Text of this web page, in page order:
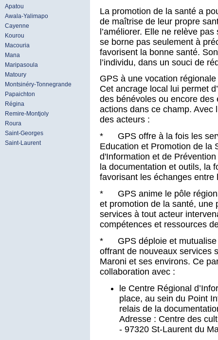
Apatou
Awala-Yalimapo
Cayenne
Kourou
Macouria
Mana
Maripasoula
Matoury
Montsinéry-Tonnegrande
Papaichton
Régina
Remire-Montjoly
Roura
Saint-Georges
Saint-Laurent
La promotion de la santé a
de maîtrise de leur propre
l’améliorer. Elle ne relève
se borne pas seulement à
favorisent la bonne santé.
l’individu, dans un souci de
GPS à une vocation
Cet ancrage local lui permet
des bénévoles ou encore
actions dans ce champ. Avec
des acteurs :
* GPS offre à la fois les
Education et Promotion de la
d'Information et de
la documentation et outils, la
favorisant les échanges
* GPS anime le pôle
et promotion de la santé, une
services à tout acteur
compétences et ressources
* GPS déploie et mutualise
offrant de nouveaux services
Maroni et ses environs. Ce
collaboration avec :
le Centre Régional
place, au sein du Point
relais de la
Adresse : Centre des
- 97320 St-Laurent du